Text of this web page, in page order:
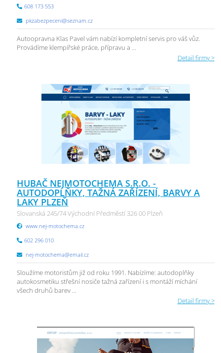
608 173 553
pkzabezpeceni@seznam.cz
Autoopravna Klas Pavel vám nabízí kompletní servis pro váš vůz.
Provádíme klempířské práce, přípravu a ...
Detail firmy >
HUBAČ NEJMOTOCHEMA S.R.O. -
AUTODOPLŇKY, TAŽNÁ ZAŘÍZENÍ, BARVY A
LAKY PLZEŇ
Slovanská 245/74 Východní Předměstí 326 00 Plzeň
www.nej-motochema.cz
602 296 010
nej-motochema@email.cz
Sloužíme motoristům již od roku 1991. Nabízíme: autodoplňky
autokosmetiku střešní nosiče tažná zařízení i s montáží míchání
všech druhů barev ...
Detail firmy >